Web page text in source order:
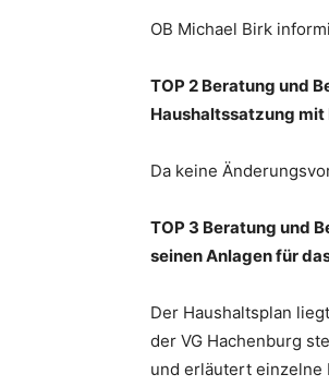
OB Michael Birk
TOP 2 Beratung und
Haushaltssatzung mit
Da keine
TOP 3 Beratung und
seinen Anlagen für
Der Haushaltsplan
der VG Hachenburg
und erläutert einzelne